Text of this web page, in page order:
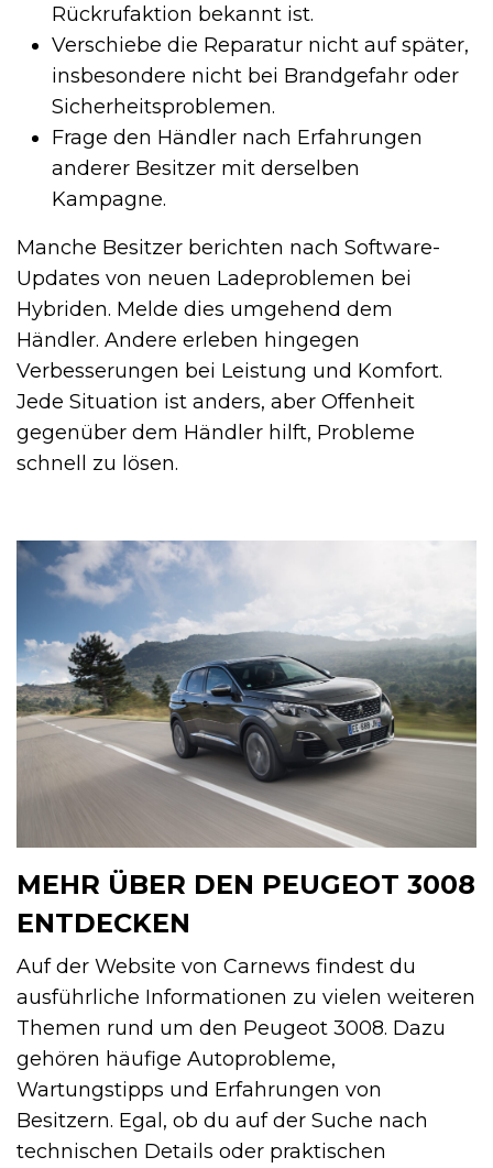
Rückrufaktion bekannt ist.
Verschiebe die Reparatur nicht auf später,
insbesondere nicht bei Brandgefahr oder
Sicherheitsproblemen.
Frage den Händler nach Erfahrungen
anderer Besitzer mit derselben
Kampagne.
Manche Besitzer berichten nach Software-
Updates von neuen Ladeproblemen bei
Hybriden. Melde dies umgehend dem
Händler. Andere erleben hingegen
Verbesserungen bei Leistung und Komfort.
Jede Situation ist anders, aber Offenheit
gegenüber dem Händler hilft, Probleme
schnell zu lösen.
MEHR ÜBER DEN PEUGEOT 3008
ENTDECKEN
Auf der Website von Carnews findest du
ausführliche Informationen zu vielen weiteren
Themen rund um den Peugeot 3008. Dazu
gehören häufige Autoprobleme,
Wartungstipps und Erfahrungen von
Besitzern. Egal, ob du auf der Suche nach
technischen Details oder praktischen